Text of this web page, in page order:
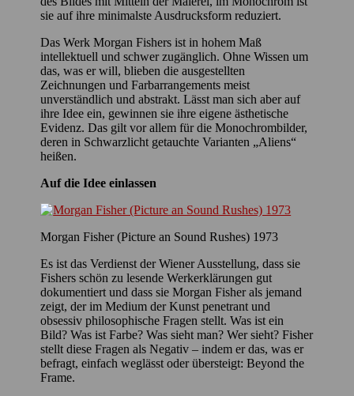
sie auf ihre minimalste Ausdrucksform reduziert.
Das Werk Morgan Fishers ist in hohem Maß
intellektuell und schwer zugänglich. Ohne Wissen um
das, was er will, blieben die ausgestellten
Zeichnungen und Farbarrangements meist
unverständlich und abstrakt. Lässt man sich aber auf
ihre Idee ein, gewinnen sie ihre eigene ästhetische
Evidenz. Das gilt vor allem für die Monochrombilder,
deren in Schwarzlicht getauchte Varianten „Aliens“
heißen.
Auf die Idee einlassen
Morgan Fisher (Picture an Sound Rushes) 1973
Es ist das Verdienst der Wiener Ausstellung, dass sie
Fishers schön zu lesende Werkerklärungen gut
dokumentiert und dass sie Morgan Fisher als jemand
zeigt, der im Medium der Kunst penetrant und
obsessiv philosophische Fragen stellt. Was ist ein
Bild? Was ist Farbe? Was sieht man? Wer sieht? Fisher
stellt diese Fragen als Negativ – indem er das, was er
befragt, einfach weglässt oder übersteigt: Beyond the
Frame.